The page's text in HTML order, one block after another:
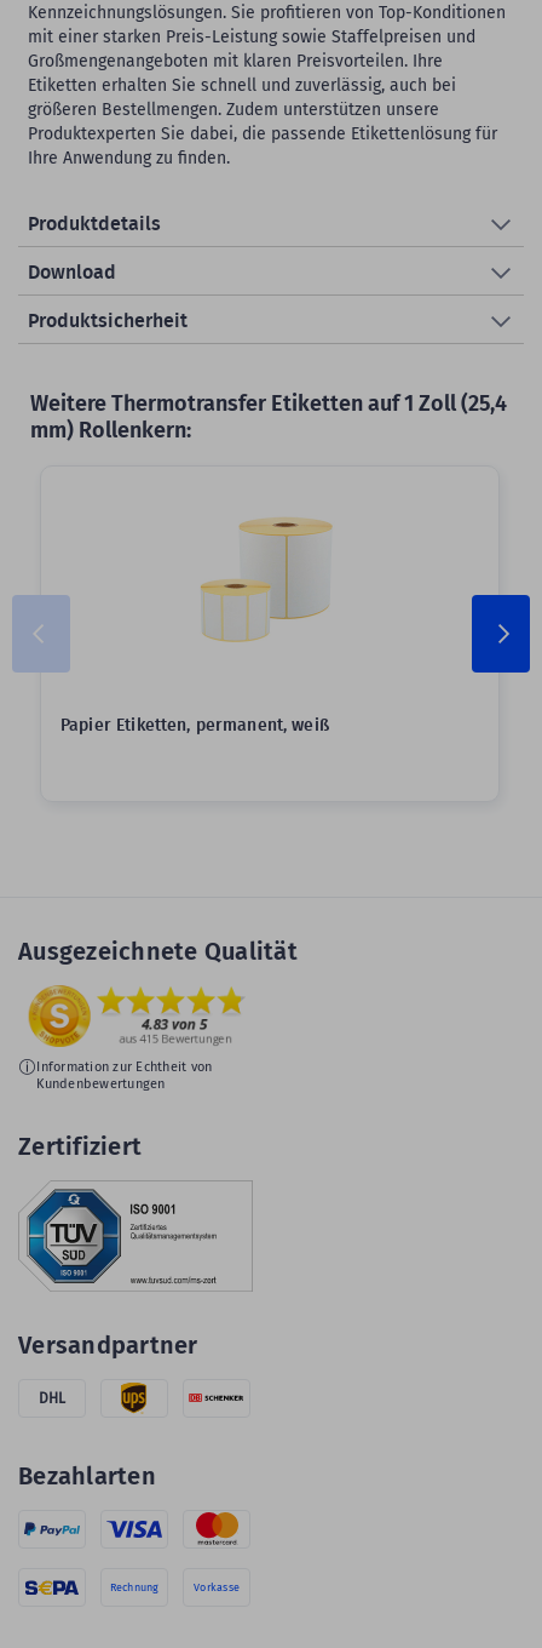
Kennzeichnungslösungen. Sie profitieren von Top-Konditionen
mit einer starken Preis-Leistung sowie Staffelpreisen und
Großmengenangeboten mit klaren Preisvorteilen. Ihre
Etiketten erhalten Sie schnell und zuverlässig, auch bei
größeren Bestellmengen. Zudem unterstützen unsere
Produktexperten Sie dabei, die passende Etikettenlösung für
Ihre Anwendung zu finden.
Produktdetails
Download
Produktsicherheit
Weitere Thermotransfer Etiketten auf 1 Zoll (25,4
mm) Rollenkern:
Papier Etiketten, permanent, weiß
Ausgezeichnete Qualität
Information zur Echtheit von
Kundenbewertungen
Zertifiziert
Versandpartner
DHL
Bezahlarten
Rechnung Vorkasse